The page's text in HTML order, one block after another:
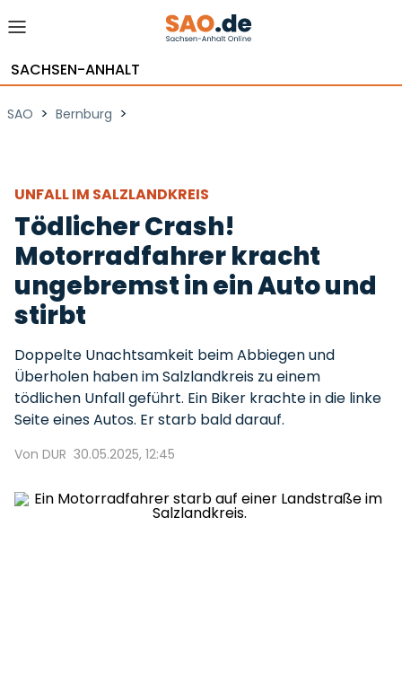
SACHSEN-ANHALT
SAO > Bernburg >
UNFALL IM SALZLANDKREIS
Tödlicher Crash!
Motorradfahrer kracht
ungebremst in ein Auto und
stirbt
Doppelte Unachtsamkeit beim Abbiegen und
Überholen haben im Salzlandkreis zu einem
tödlichen Unfall geführt. Ein Biker krachte in die linke
Seite eines Autos. Er starb bald darauf.
Von DUR 30.05.2025, 12:45